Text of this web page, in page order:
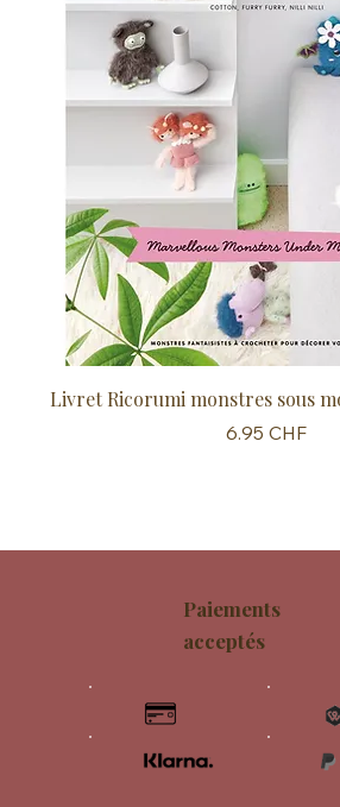
Livret Ricorumi monstres sous
Prix
6.95 CHF
Paiements
acceptés